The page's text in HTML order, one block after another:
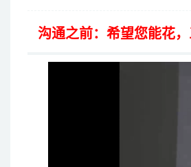
沟通之前：希望您能花